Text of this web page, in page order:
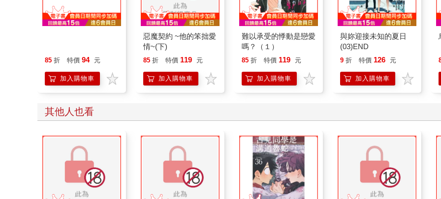
85 折 特價 94 元
加入購物車
惡魔契約 ~他的笨拙愛
情~(下)
85 折 特價 119 元
加入購物車
難以承受的悸動是戀愛
嗎？（１）
85 折 特價 119 元
加入購物車
與妳迎接未知的夏日
(03)END
9 折 特價 126 元
加入購物車
其他人也看